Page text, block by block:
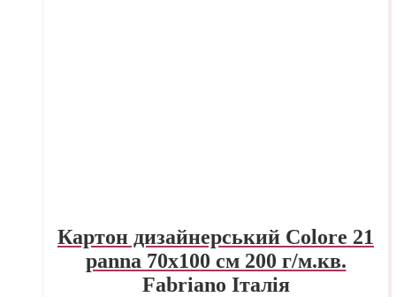
Картон дизайнерський Colore 21
panna 70х100 см 200 г/м.кв.
Fabriano Італія